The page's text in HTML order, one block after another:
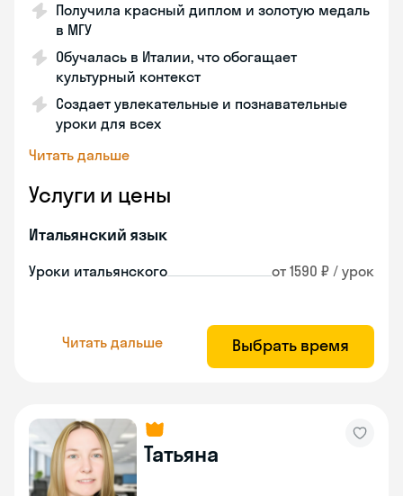
Получила красный диплом и золотую медаль
в МГУ
Обучалась в Италии, что обогащает
культурный контекст
Создает увлекательные и познавательные
уроки для всех
Читать дальше
Услуги и цены
Итальянский язык
Уроки итальянского от 1590 ₽ / урок
Читать дальше Выбрать время
Татьяна